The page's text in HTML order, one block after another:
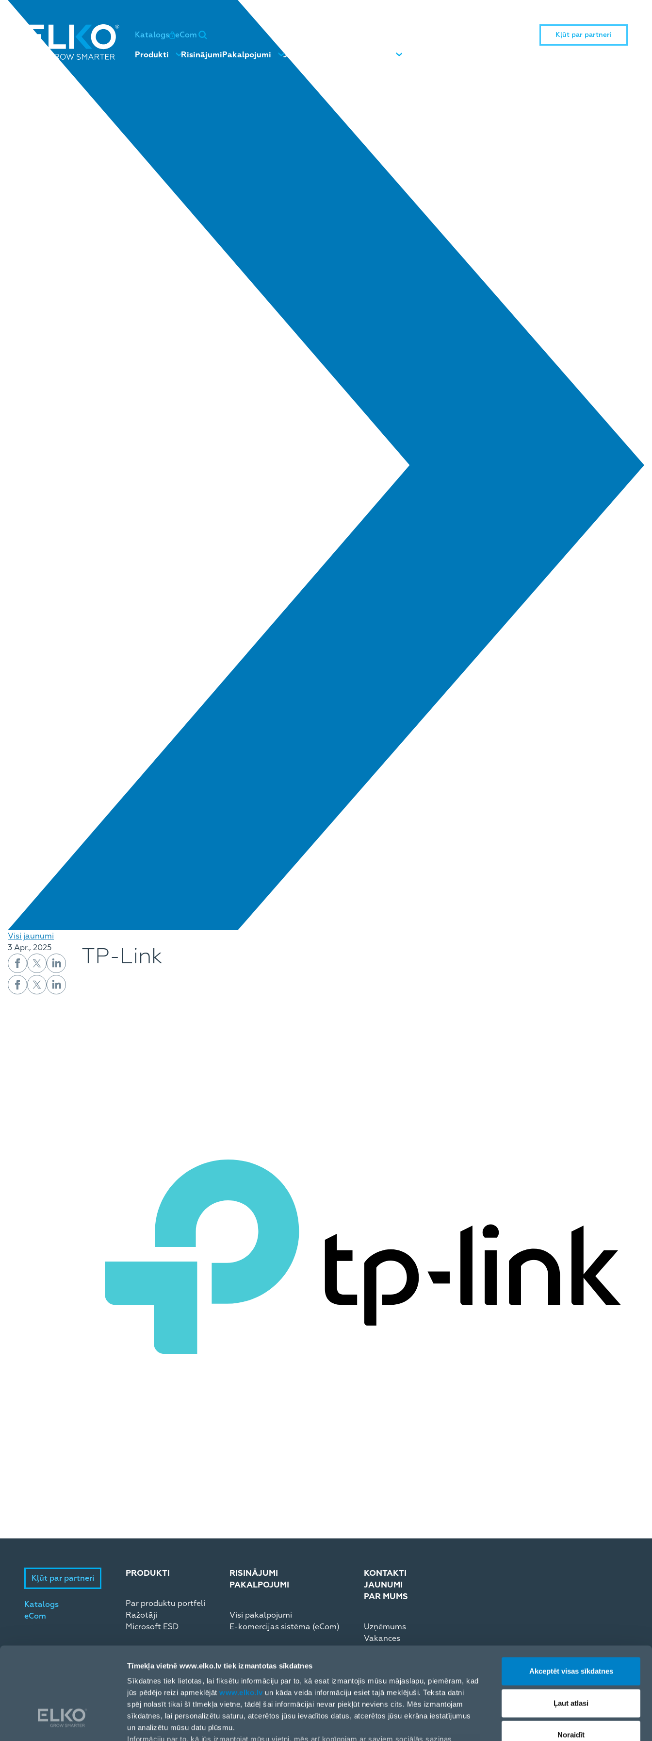
Tīmekļa vietnē www.elko.lv tiek izmantotas sīkdatnes
Sīkdatnes tiek lietotas, lai fiksētu informāciju par to, kā esat izmantojis mūsu mājaslapu, piemēram, kad
jūs pēdējo reizi apmeklējātwww.elko.lv un kāda veida informāciju esiet tajā meklējuši. Teksta datni
spēj nolasīt tikai šī tīmekļa vietne, tādēļ šai informācijai nevar piekļūt neviens cits. Mēs izmantojam
sīkdatnes, lai personalizētu saturu, atcerētos jūsu ievadītos datus, atcerētos jūsu ekrāna iestatījumus
un analizētu mūsu datu plūsmu.
Informāciju par to, kā jūs izmantojat mūsu vietni, mēs arī kopīgojam ar saviem sociālās saziņas
Akceptēt visas sīkdatnes
Ļaut atlasi
Noraidīt
Katalogs eCom Kļūt par partneri
Produkti RisinājumiPakalpojumi Jaunumi
Visi jaunumi
3 Apr., 2025
TP-Link
Kļūt par partneri
Katalogs
eCom
PRODUKTI
Par produktu portfeli
Ražotāji
Microsoft ESD
RISINĀJUMI
PAKALPOJUMI
Visi pakalpojumi
E-komercijas sistēma (eCom)
KONTAKTI
JAUNUMI
PAR MUMS
Uzņēmums
Vakances